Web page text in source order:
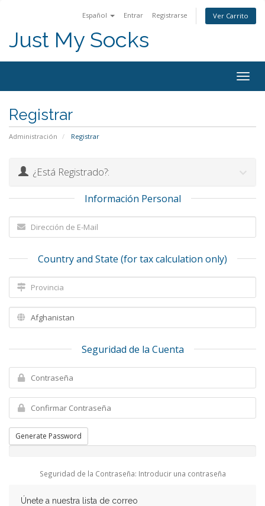
Español Entrar Registrarse Ver Carrito
Just My Socks
Registrar
Administración Registrar
¿Está Registrado?:
Información Personal
Country and State (for tax calculation only)
Seguridad de la Cuenta
Generate Password
Seguridad de la Contraseña: Introducir una contraseña
Únete a nuestra lista de correo